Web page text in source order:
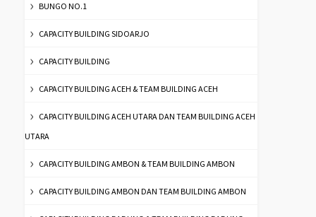
BUNGO NO.1
CAPACITY BUILDING SIDOARJO
CAPACITY BUILDING
CAPACITY BUILDING ACEH & TEAM BUILDING ACEH
CAPACITY BUILDING ACEH UTARA DAN TEAM BUILDING ACEH
UTARA
CAPACITY BUILDING AMBON & TEAM BUILDING AMBON
CAPACITY BUILDING AMBON DAN TEAM BUILDING AMBON